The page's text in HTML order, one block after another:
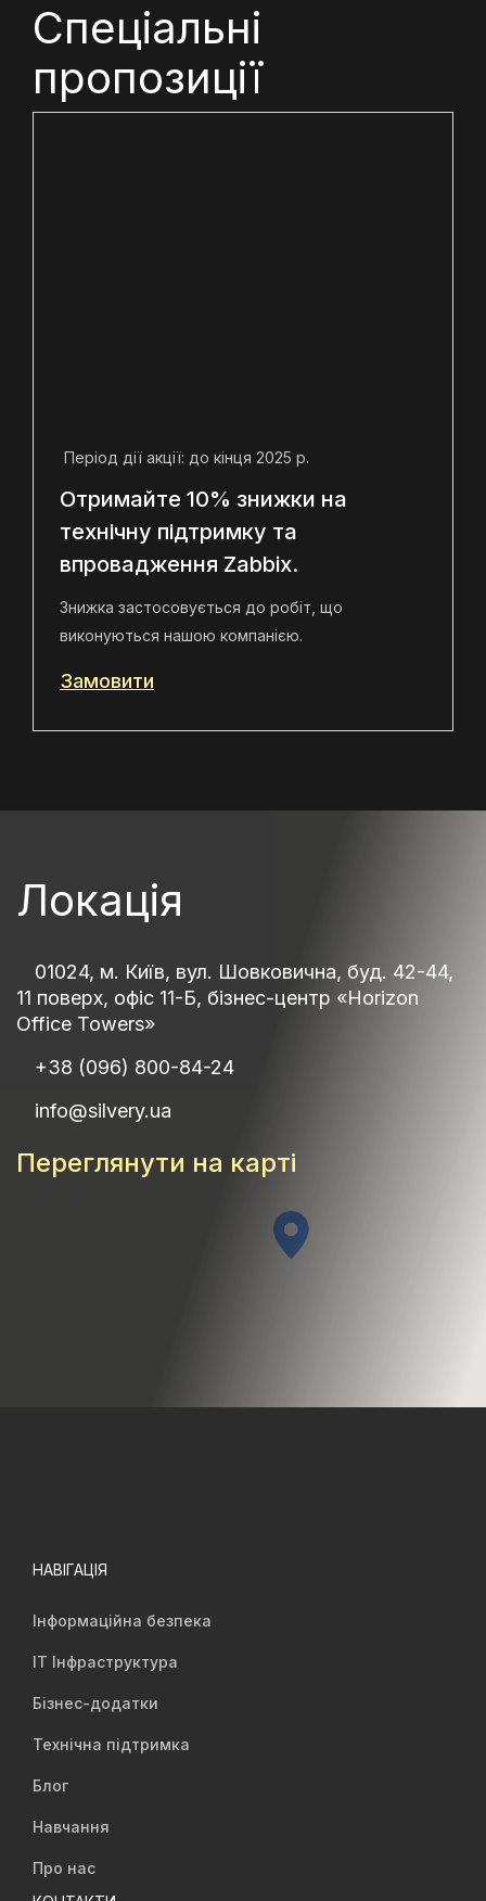
Спеціальні
пропозиції
Період дії акції: до кінця 2025 р.
Отримайте 10% знижки на
технічну підтримку та
впровадження Zabbix.
Знижка застосовується до робіт, що
виконуються нашою компанією.
Замовити
Локація
01024, м. Київ, вул. Шовковична, буд. 42-44,
11 поверх, офіс 11-Б, бізнес-центр «Horizon
Office Towers»
+38 (096) 800-84-24
info@silvery.ua
Переглянути на карті
НАВІГАЦІЯ
Інформаційна безпека
IT Інфраструктура
Бізнес-додатки
Технічна підтримка
Блог
Навчання
Про нас